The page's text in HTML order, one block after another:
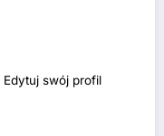
Edytuj swój profil